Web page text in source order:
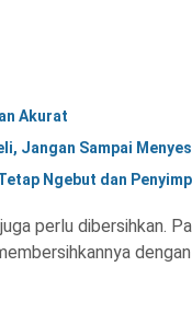
Akurat
Jangan Sampai
Ngebut dan
perlu dibersihkan.